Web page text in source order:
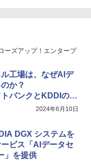
ーズアップ！エンタープ
工場は、なぜAIデ
か？
バンクとKDDIの思
2024年6月10日
DGX システムを
ビス「AIデータセ
」を提供